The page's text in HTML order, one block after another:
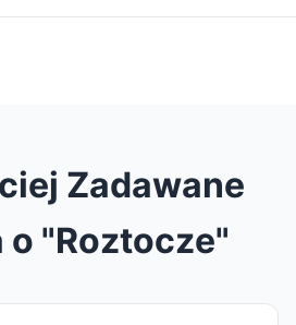
Zadawane
o "Roztocze"